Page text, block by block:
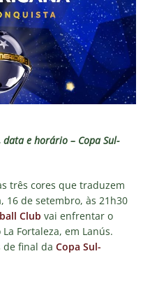
e horário – Copa Sul-
três cores que traduzem
16 de setembro, às 21h30
Club vai enfrentar o
Fortaleza, em Lanús.
de final da Copa Sul-